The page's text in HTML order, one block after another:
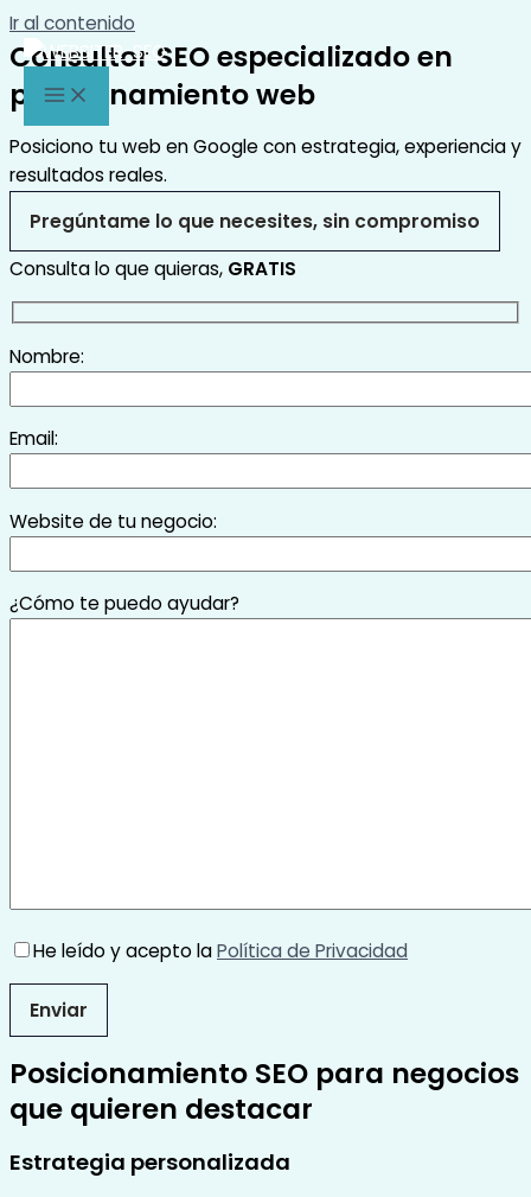
Ir al contenido
Consultor SEO especializado en
posicionamiento web
Posiciono tu web en Google con estrategia, experiencia y
resultados reales.
Pregúntame lo que necesites, sin compromiso
Consulta lo que quieras, GRATIS
Nombre:
Email:
Website de tu negocio:
¿Cómo te puedo ayudar?
He leído y acepto laPolítica de Privacidad
Posicionamiento SEO para negocios
que quieren destacar
Estrategia personalizada